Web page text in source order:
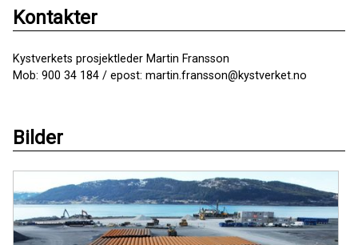
Kontakter
Kystverkets prosjektleder Martin Fransson
Mob: 900 34 184 / epost: martin.fransson@kystverket.no
Bilder